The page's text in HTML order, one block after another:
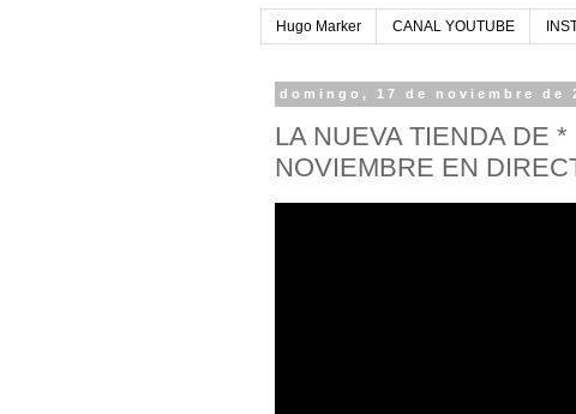
Hugo Marker CANAL YOUTUBE
domingo, 17 de noviembre de
LA NUEVA TIENDA DE
NOVIEMBRE EN